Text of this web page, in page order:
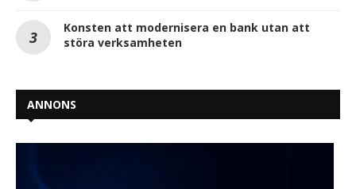
Konsten att modernisera en bank utan att
störa verksamheten
ANNONS